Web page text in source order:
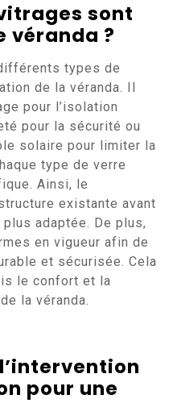
sont
véranda ?
types de
de la véranda. Il
pour l’isolation
pour la sécurité ou
solaire pour limiter la
type de verre
Ainsi, le
existante avant
adaptée. De plus,
en vigueur afin de
et sécurisée. Cela
le confort et la
la véranda.
pour une